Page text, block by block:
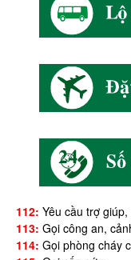
112: Yêu cầu trợ
113: Gọi công an,
114: Gọi phòng cháy